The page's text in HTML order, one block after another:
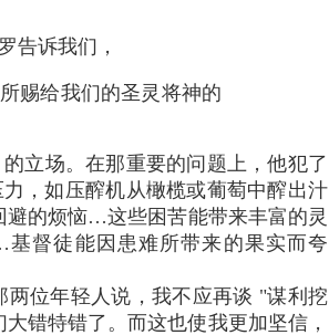
告诉我们，
赐给我们的圣灵将神的
立场。在那重要的问题上，他犯了
，如压醡机从橄榄或葡萄中醡出汁
避的烦恼…这些困苦能带来丰富的灵
督徒能因患难所带来的果实而夸
位年轻人说，我不应再谈 "谋利挖
错特错了。而这也使我更加坚信，